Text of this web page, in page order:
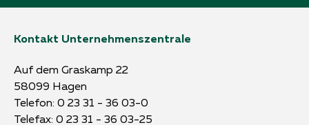
Kontakt Unternehmenszentrale
Auf dem Graskamp 22
58099 Hagen
Telefon: 0 23 31 - 36 03-0
Telefax: 0 23 31 - 36 03-25